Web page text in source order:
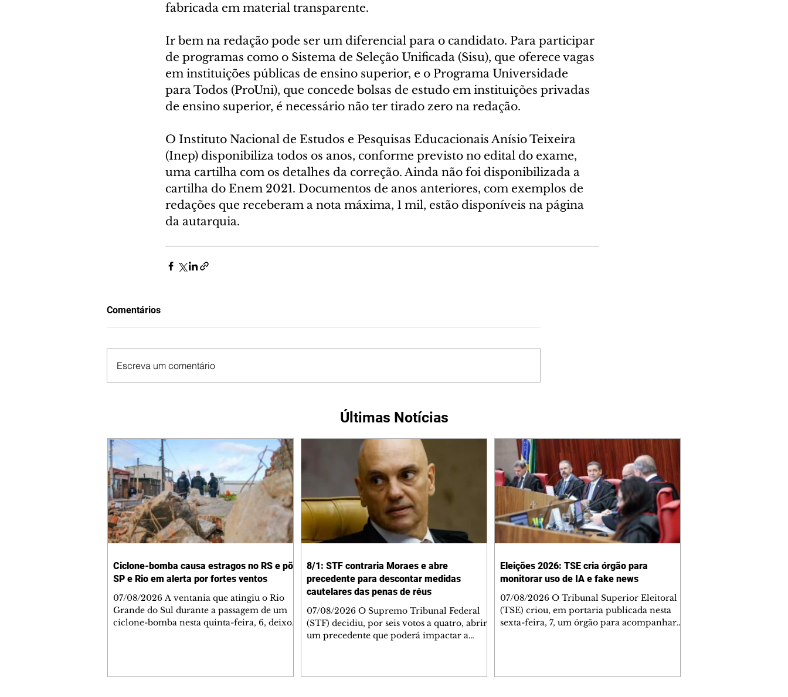
fabricada em material transparente.
Ir bem na redação pode ser um diferencial para o candidato. Para participar
de programas como o Sistema de Seleção Unificada (Sisu), que oferece vagas
em instituições públicas de ensino superior, e o Programa Universidade
para Todos (ProUni), que concede bolsas de estudo em instituições privadas
de ensino superior, é necessário não ter tirado zero na redação.
O Instituto Nacional de Estudos e Pesquisas Educacionais Anísio Teixeira
(Inep) disponibiliza todos os anos, conforme previsto no edital do exame,
uma cartilha com os detalhes da correção. Ainda não foi disponibilizada a
cartilha do Enem 2021. Documentos de anos anteriores, com exemplos de
redações que receberam a nota máxima, 1 mil, estão disponíveis na página
da autarquia.
Comentários
Escreva um comentário
Últimas Notícias
Ciclone-bomba causa estragos no RS e põe
SP e Rio em alerta por fortes ventos
07/08/2026 A ventania que atingiu o Rio
Grande do Sul durante a passagem de um
ciclone-bomba nesta quinta-feira, 6, deixou
8/1: STF contraria Moraes e abre
precedente para descontar medidas
cautelares das penas de réus
07/08/2026 O Supremo Tribunal Federal
(STF) decidiu, por seis votos a quatro, abrir
um precedente que poderá impactar a
Eleições 2026: TSE cria órgão para
monitorar uso de IA e fake news
07/08/2026 O Tribunal Superior Eleitoral
(TSE) criou, em portaria publicada nesta
sexta-feira, 7, um órgão para acompanhar